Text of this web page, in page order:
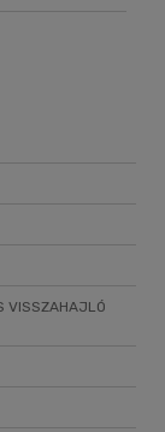
VISSZAHAJLÓ